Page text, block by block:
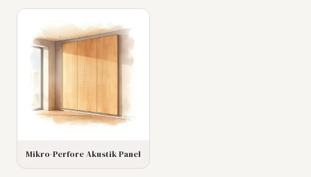
Mikro-Perfore Akustik Panel